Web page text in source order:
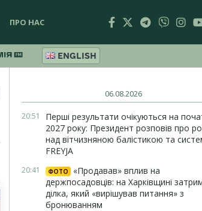
ПРО НАС
ENGLISH
06.08.2026
20:51
Перші результати очікуються на
2027 року: Президент розповів про
над вітчизняною балістикою та
FREYJA
20:41 ФОТО
«Продавав» вплив на
держпосадовців: на Харківщині
ділка, який «вирішував питання» з
бронюванням